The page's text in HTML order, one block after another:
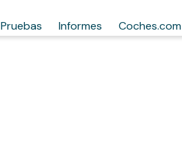
Pruebas Informes Coches.com